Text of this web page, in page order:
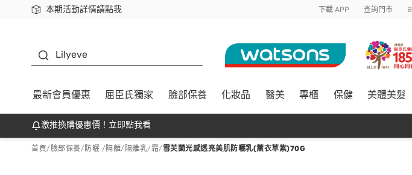
本期活動詳情請點我
下載app最高回饋$350 下載 APP 查詢門市
Lilyeve
最新會員優惠 屈臣氏獨家 臉部保養 化妝品 醫美 專櫃 保健 美體美髮
激推換購優惠價！立即點我看
首頁/臉部保養/ 防曬 /隔離/ 隔離乳/霜/ 雪芙蘭光感透亮美肌防曬乳(薰衣草紫)70G